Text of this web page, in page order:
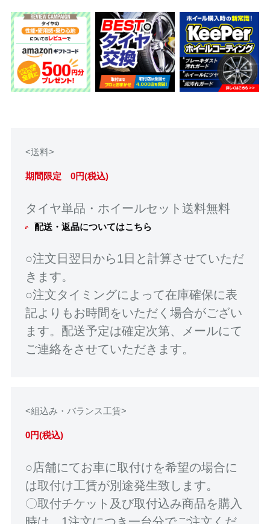
<送料>
期間限定 0円(税込)
タイヤ単品・ホイールセット送料無料
配送・返品についてはこちら
○注文日翌日から1日と計算させていただ
きます。
○注文タイミングによって在庫確保に表
記よりもお時間をいただく場合がござい
ます。配送予定は確定次第、メールにて
ご連絡をさせていただきます。
<組込み・バランス工賃>
0円(税込)
○店舗にてお車に取付けを希望の場合に
は取付け工賃が別途発生致します。
〇取付チケット及び取付込み商品を購入